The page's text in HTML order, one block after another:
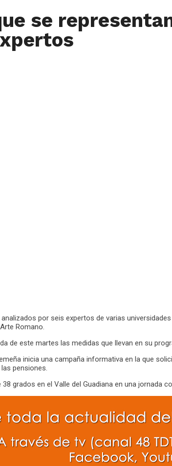
se
por seis expertos de varias
Romano.
de este martes las medidas que llevan en su
inicia una campaña informativa en la que
pensiones.
grados en el Valle del Guadiana en una jornada